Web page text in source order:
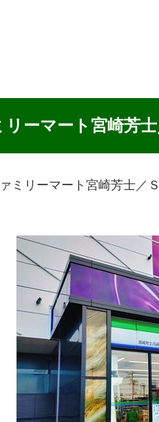
リーマート宮崎芳
ミリーマート宮崎芳士／